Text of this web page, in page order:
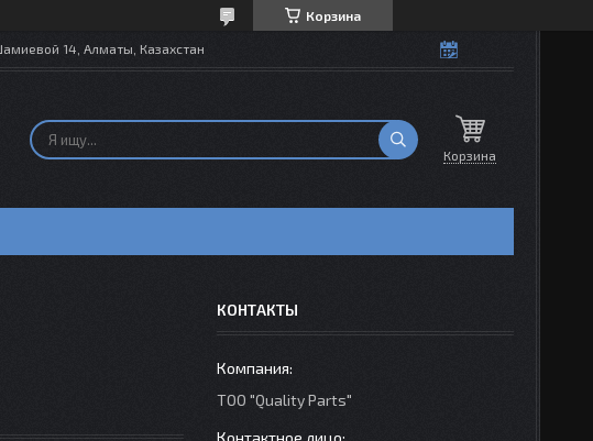
Корзина
14, Алматы, Казахстан
Корзина
КОНТАКТЫ
ТОО "Quality Parts"